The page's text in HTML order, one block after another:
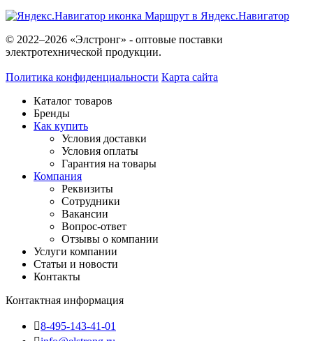
Маршрут в Яндекс.Навигатор
© 2022–2026 «Элстронг» - оптовые поставки
электротехнической продукции.
Политика конфиденциальности Карта сайта
Каталог товаров
Бренды
Как купить
Условия доставки
Условия оплаты
Гарантия на товары
Компания
Реквизиты
Сотрудники
Вакансии
Вопрос-ответ
Отзывы о компании
Услуги компании
Статьи и новости
Контакты
Контактная информация
8-495-143-41-01